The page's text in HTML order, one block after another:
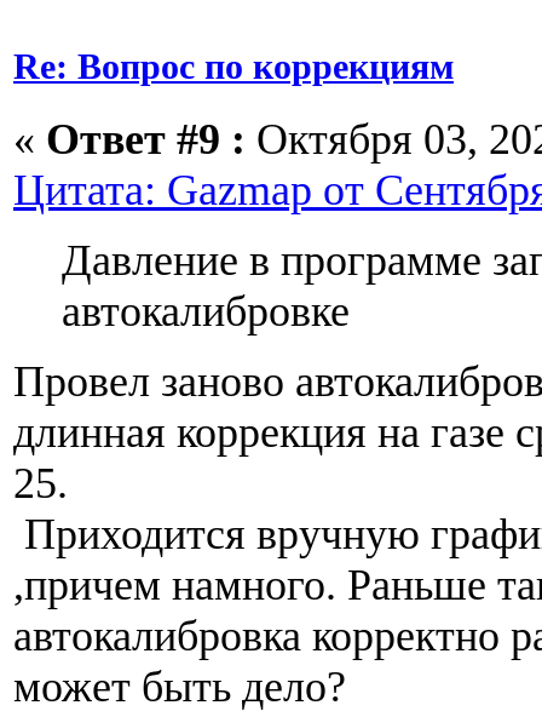
Re: Вопрос по коррекциям
« Ответ #9 : Октября 03,
Цитата: Gazmap от
Давление в программе
автокалибровке
Провел заново
длинная коррекция на газе
25.
Приходится вручную
,причем намного. Раньше
автокалибровка корректно
может быть дело?